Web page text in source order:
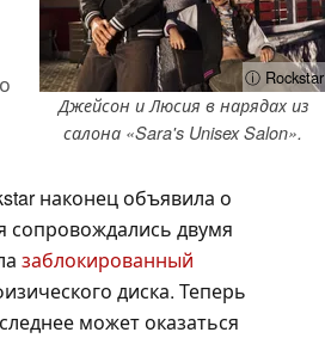
ⓘ Rockstar
Джейсон и Люсия в нарядах из
салона «Sara's Unisex Salon».
наконец объявила о
сопровождались двумя
заблокированный
диска. Теперь
может оказаться